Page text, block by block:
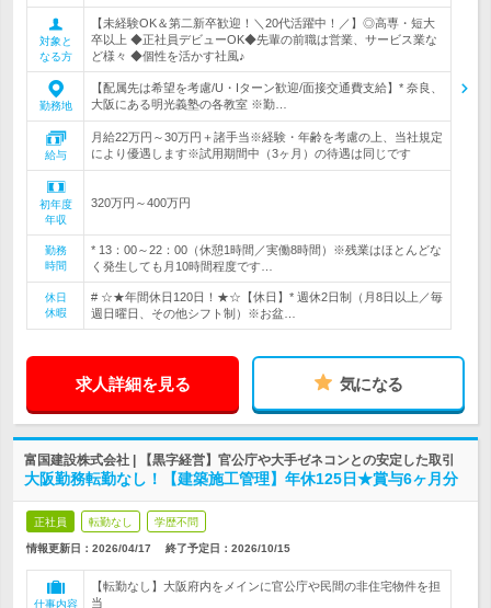
対象と
なる方
【未経験OK＆第二新卒歓迎！＼20代活躍中！／】◎高専・短大
卒以上 ◆正社員デビューOK◆先輩の前職は営業、サービス業な
ど様々 ◆個性を活かす社風♪
勤務地
【配属先は希望を考慮/U・Iターン歓迎/面接交通費支給】* 奈良、
大阪にある明光義塾の各教室 ※勤…
給与
月給22万円～30万円＋諸手当※経験・年齢を考慮の上、当社規定
により優遇します※試用期間中（3ヶ月）の待遇は同じです
初年度
年収
320万円～400万円
勤務
時間
* 13：00～22：00（休憩1時間／実働8時間）※残業はほとんどな
く発生しても月10時間程度です…
休日
休暇
# ☆★年間休日120日！★☆【休日】* 週休2日制（月8日以上／毎
週日曜日、その他シフト制）※お盆…
求人詳細を見る 気になる
富国建設株式会社 | 【黒字経営】官公庁や大手ゼネコンとの安定した取引
大阪勤務転勤なし！【建築施工管理】年休125日★賞与6ヶ月分
正社員 転勤なし 学歴不問
情報更新日：2026/04/17 終了予定日： 2026/10/15
仕事内容
【転勤なし】大阪府内をメインに官公庁や民間の非住宅物件を担
当